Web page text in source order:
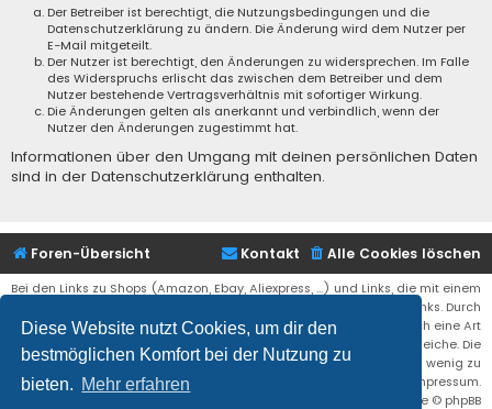
Diese Website nutzt Cookies, um dir den
bestmöglichen Komfort bei der Nutzung zu
bieten. Mehr erfahren
Der Betreiber ist berechtigt, die Nutzungsbedingungen und die
Datenschutzerklärung zu ändern. Die Änderung wird dem Nutzer per
E-Mail mitgeteilt.
Der Nutzer ist berechtigt, den Änderungen zu widersprechen. Im Falle
des Widerspruchs erlischt das zwischen dem Betreiber und dem
Nutzer bestehende Vertragsverhältnis mit sofortiger Wirkung.
Die Änderungen gelten als anerkannt und verbindlich, wenn der
Nutzer den Änderungen zugestimmt hat.
Informationen über den Umgang mit deinen persönlichen Daten
sind in der Datenschutzerklärung enthalten.
Foren-Übersicht Alle Cookies löschen
Kontakt
Bei den Links zu Shops (Amazon, Ebay, Aliexpress, ...) und Links, die mit einem
Stern (*) markiert sind, kann es sich um sogenannte Affiliate Links. Durch
den Kauf eines Produktes über einen Affiliate Link erhälte ich eine Art
Umsatzbeteiligung gutgeschrieben. Für euch bleibt der Preis der gleiche. Die
Einnahmen helfen die Hostgebühren für diese Webseite ein wenig zu
reduzieren. Siehe auch das Impressum.
® Forum Software © phpBB